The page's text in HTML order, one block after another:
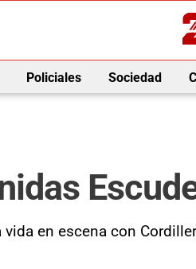
Policiales Sociedad
en escena con